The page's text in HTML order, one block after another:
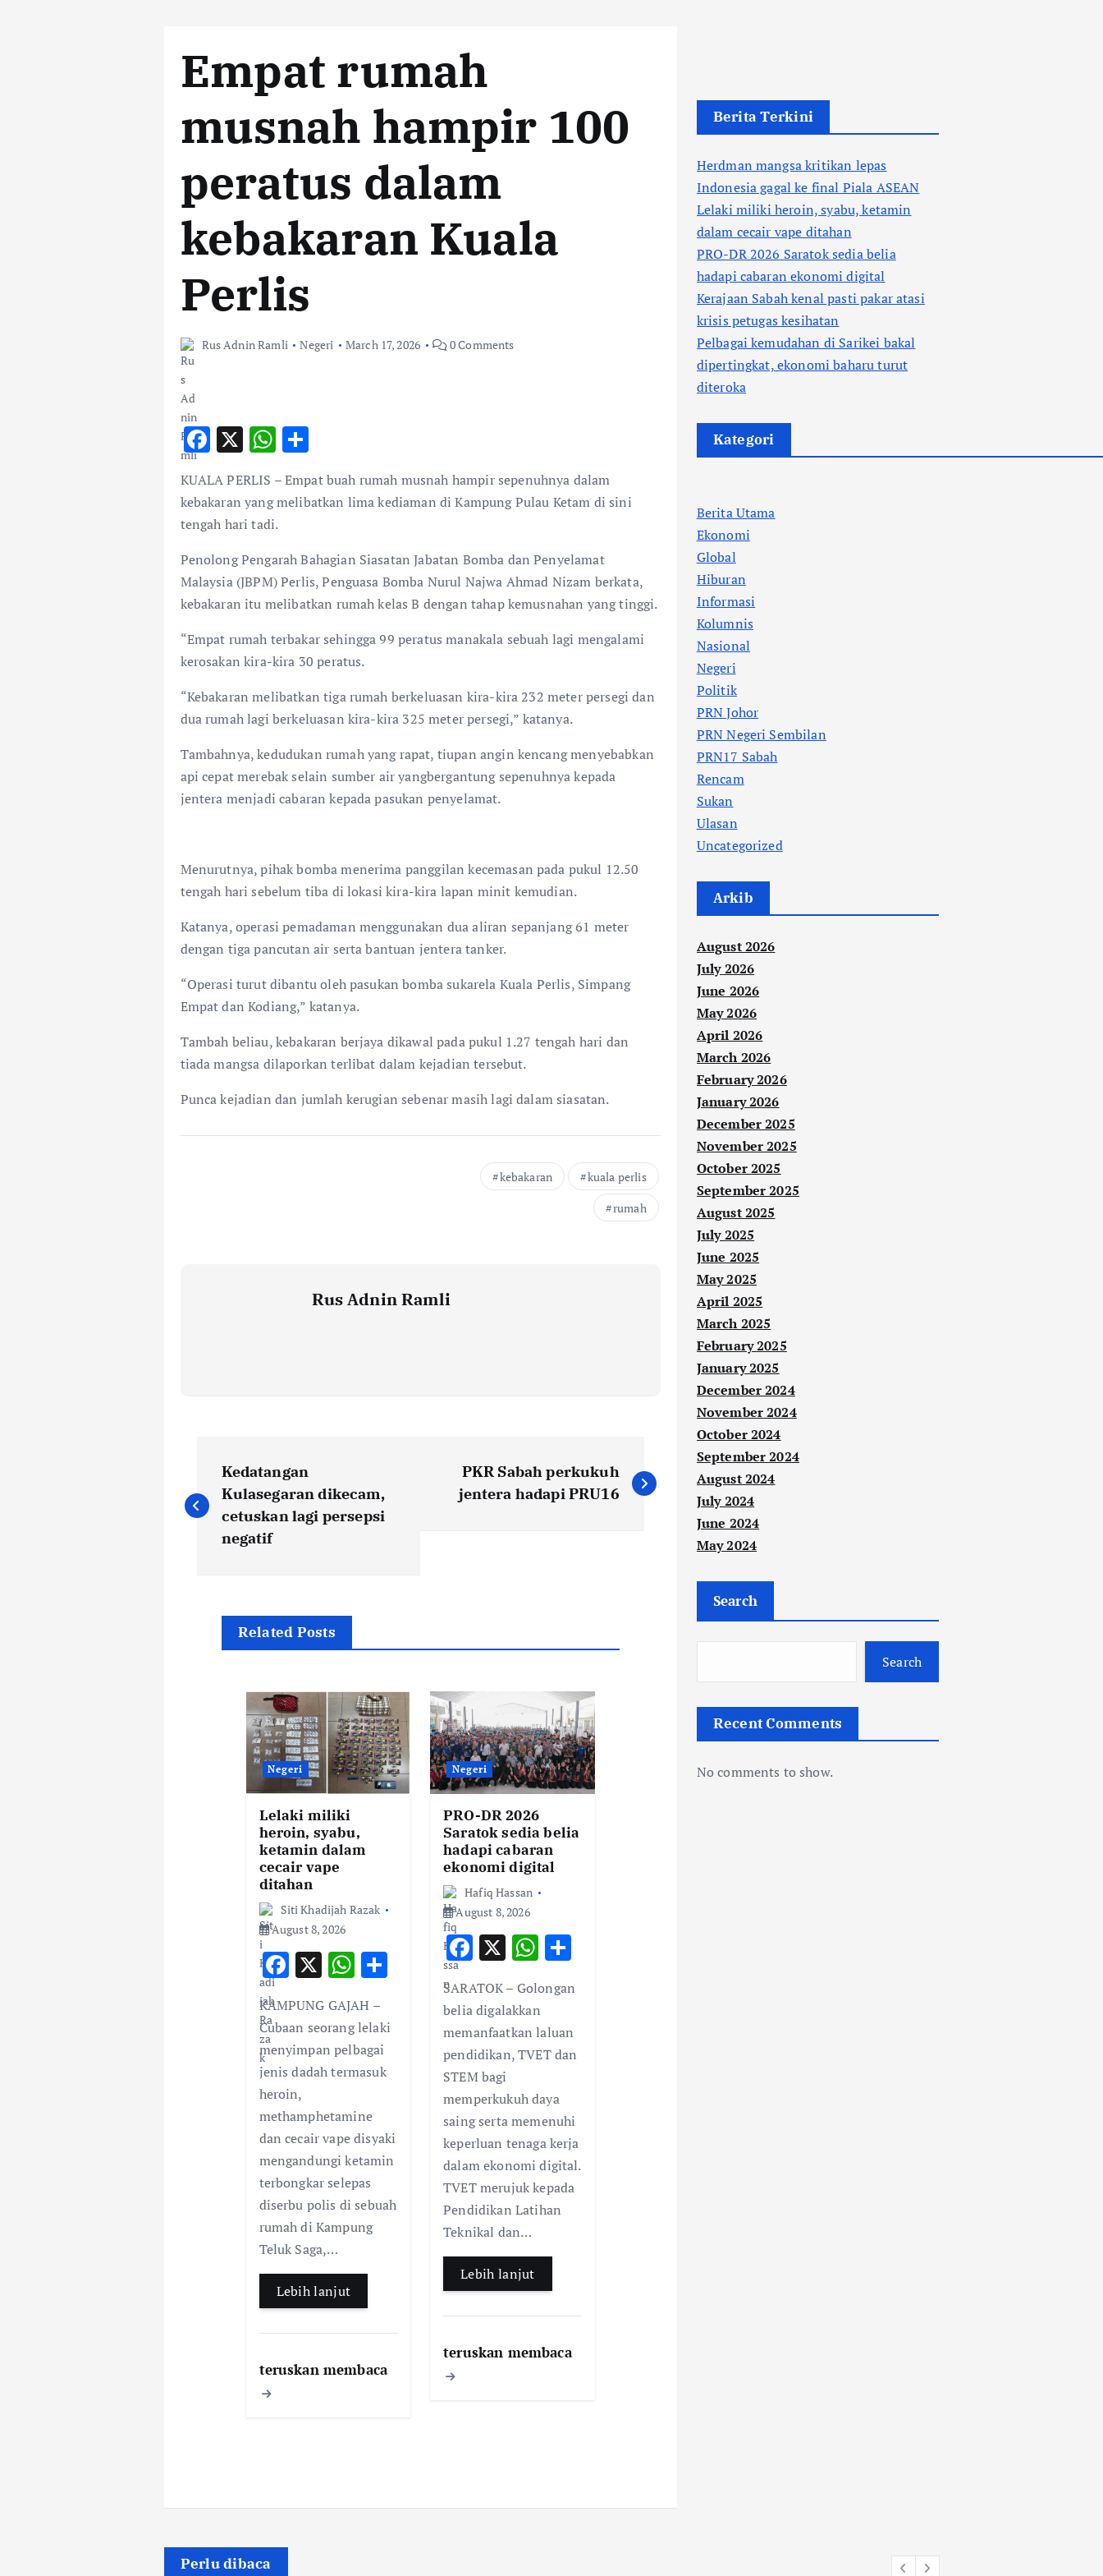
Empat rumah
musnah hampir 100
peratus dalam
kebakaran Kuala
Perlis
Rus Adnin Ramli Negeri March 17, 2026 0 Comments
F
e
b
o
k
X W
at
s
p
p
S
ar
e
KUALA PERLIS – Empat buah rumah musnah hampir sepenuhnya dalam
kebakaran yang melibatkan lima kediaman di Kampung Pulau Ketam di sini
tengah hari tadi.
Penolong Pengarah Bahagian Siasatan Jabatan Bomba dan Penyelamat
Malaysia (JBPM) Perlis, Penguasa Bomba Nurul Najwa Ahmad Nizam berkata,
kebakaran itu melibatkan rumah kelas B dengan tahap kemusnahan yang tinggi.
“Empat rumah terbakar sehingga 99 peratus manakala sebuah lagi mengalami
kerosakan kira-kira 30 peratus.
“Kebakaran melibatkan tiga rumah berkeluasan kira-kira 232 meter persegi dan
dua rumah lagi berkeluasan kira-kira 325 meter persegi,” katanya.
Tambahnya, kedudukan rumah yang rapat, tiupan angin kencang menyebabkan
api cepat merebak selain sumber air yangbergantung sepenuhnya kepada
jentera menjadi cabaran kepada pasukan penyelamat.
Menurutnya, pihak bomba menerima panggilan kecemasan pada pukul 12.50
tengah hari sebelum tiba di lokasi kira-kira lapan minit kemudian.
Katanya, operasi pemadaman menggunakan dua aliran sepanjang 61 meter
dengan tiga pancutan air serta bantuan jentera tanker.
“Operasi turut dibantu oleh pasukan bomba sukarela Kuala Perlis, Simpang
Empat dan Kodiang,” katanya.
Tambah beliau, kebakaran berjaya dikawal pada pukul 1.27 tengah hari dan
tiada mangsa dilaporkan terlibat dalam kejadian tersebut.
Punca kejadian dan jumlah kerugian sebenar masih lagi dalam siasatan.
kebakaran
kuala perlis
rumah
Rus Adnin Ramli
o
Kedatangan
Kulasegaran dikecam,
cetuskan lagi persepsi
negatif
PKR Sabah perkukuh
jentera hadapi PRU16
Related Posts
Negeri
Lelaki miliki
heroin, syabu,
ketamin dalam
cecair vape
ditahan
Siti Khadijah Razak
August 8, 2026
F
e
b
o
o
k
X W
at
s
A
p
S
ar
e
KAMPUNG GAJAH –
Cubaan seorang lelaki
menyimpan pelbagai
jenis dadah termasuk
heroin,
methamphetamine
dan cecair vape disyaki
mengandungi ketamin
terbongkar selepas
diserbu polis di sebuah
rumah di Kampung
Teluk Saga,…
Lebih lanjut
teruskan membaca
Negeri
PRO-DR 2026
Saratok sedia belia
hadapi cabaran
ekonomi digital
Hafiq Hassan
August 8, 2026
F
e
b
o
o
k
X W
at
s
A
p
ar
e
SARATOK – Golongan
belia digalakkan
memanfaatkan laluan
pendidikan, TVET dan
STEM bagi
memperkukuh daya
saing serta memenuhi
keperluan tenaga kerja
dalam ekonomi digital.
TVET merujuk kepada
Pendidikan Latihan
Teknikal dan…
Lebih lanjut
teruskan membaca
Berita Terkini
Herdman mangsa kritikan lepas
Indonesia gagal ke final Piala ASEAN
Lelaki miliki heroin, syabu, ketamin
dalam cecair vape ditahan
PRO-DR 2026 Saratok sedia belia
hadapi cabaran ekonomi digital
Kerajaan Sabah kenal pasti pakar atasi
krisis petugas kesihatan
Pelbagai kemudahan di Sarikei bakal
dipertingkat, ekonomi baharu turut
diteroka
Kategori
Berita Utama
Ekonomi
Global
Hiburan
Informasi
Kolumnis
Nasional
Negeri
Politik
PRN Johor
PRN Negeri Sembilan
PRN17 Sabah
Rencam
Sukan
Ulasan
Uncategorized
Arkib
August 2026
July 2026
June 2026
May 2026
April 2026
March 2026
February 2026
January 2026
December 2025
November 2025
October 2025
September 2025
August 2025
July 2025
June 2025
May 2025
April 2025
March 2025
February 2025
January 2025
December 2024
November 2024
October 2024
September 2024
August 2024
July 2024
June 2024
May 2024
Search
Search
Recent Comments
No comments to show.
Perlu dibaca